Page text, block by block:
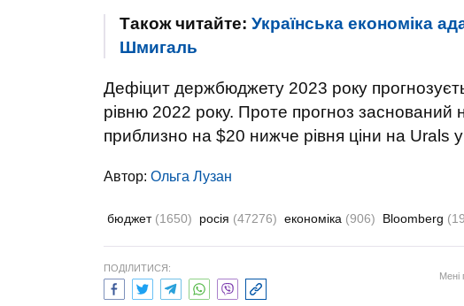
Також читайте: Українська економіка
Шмигаль
Дефіцит держбюджету 2023 року
рівню 2022 року. Проте прогноз
приблизно на $20 нижче рівня ціни на Urals у
Автор: Ольга Лузан
бюджет (1650) росія (47276) економіка (906) Bloomberg
ПОДІЛИТИСЯ:
Мені